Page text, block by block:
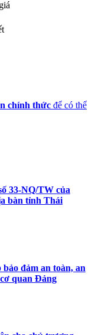
chính thức để có thể
33-NQ/TW của
bàn tỉnh Thái
đảm an toàn, an
quan Đảng